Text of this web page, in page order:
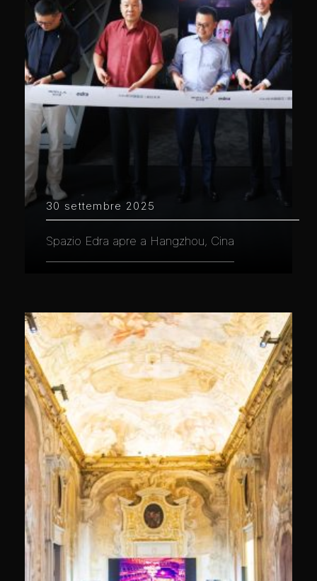
30 settembre 2025
Spazio Edra apre a Hangzhou, Cina